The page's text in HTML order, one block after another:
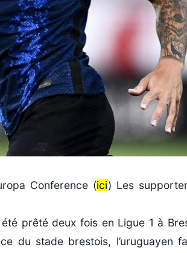
Conference (ici) Les
prêté deux fois en Ligue 1 à
du stade brestois, l’uruguayen